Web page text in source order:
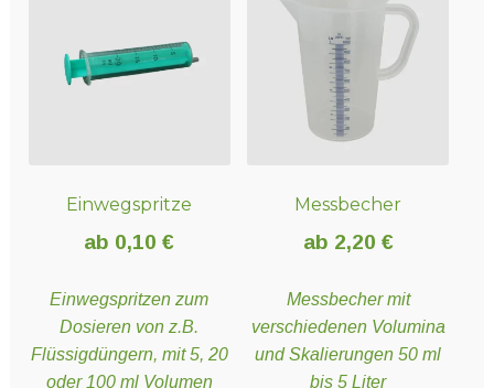
Einwegspritze
ab 0,10€
Einwegspritzen zum
Dosieren von z.B.
Flüssigdüngern, mit 5, 20
oder 100 ml Volumen
Messbecher
ab 2,20 €
Messbecher mit
verschiedenen Volumina
und Skalierungen 50 ml
bis 5 Liter